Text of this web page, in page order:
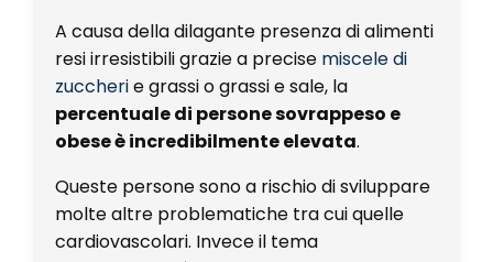
A causa della dilagante presenza di alimenti
resi irresistibili grazie a precise miscele di
zuccherie grassi o grassi e sale, la
percentuale di persone sovrappeso e
obese è incredibilmente elevata.
Queste persone sono a rischio di sviluppare
molte altre problematiche tra cui quelle
cardiovascolari. Invece il tema